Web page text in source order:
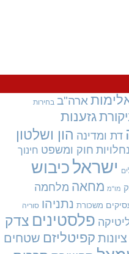
ארה"ב בחירות
גזענות
ומדינההון ושלטון
חוק ומשפט חינוך
כיבוש
מחאהמלחמה
משכורת נתניהו סוריה
פלסטיניםצדק
קפיטליזםשטחים